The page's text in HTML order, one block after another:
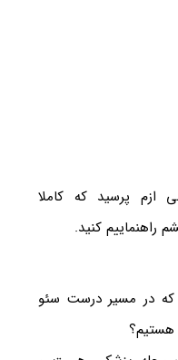
ازم پرسید که کاملا
راهنماییم کنید.
در مسیر درست سئو